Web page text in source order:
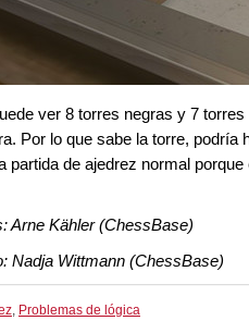
ver 8 torres negras y 7
Por lo que sabe la torre,
partida de ajedrez normal
Arne Kähler (ChessBase)
Nadja Wittmann (ChessBase)
, Problemas de lógica